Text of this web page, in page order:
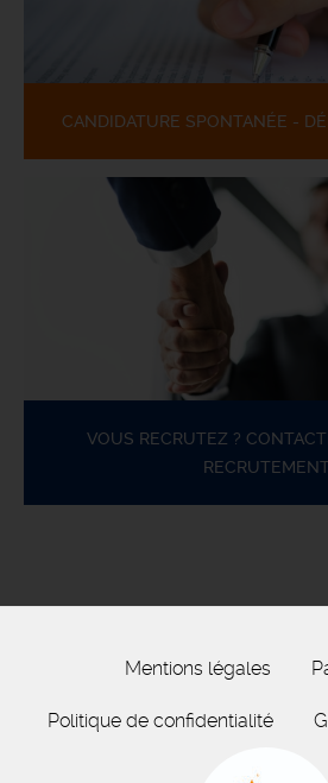
CANDIDATURE SPONTANÉE -
VOUS RECRUTEZ ?
RECRUTEMENT
Mentions légales
Politique de confidentialité